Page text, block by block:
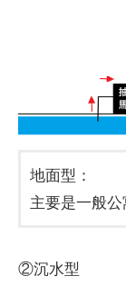
地面型：
主要是一般公
②沉水型